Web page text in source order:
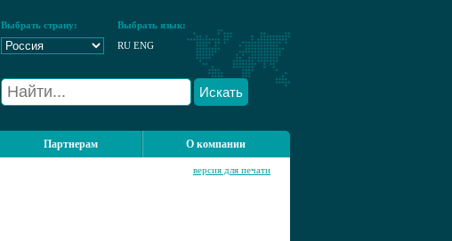
Выбрать страну:
Выбрать язык:
RU ENG
Искать
Партнерам О компании
версия для печати